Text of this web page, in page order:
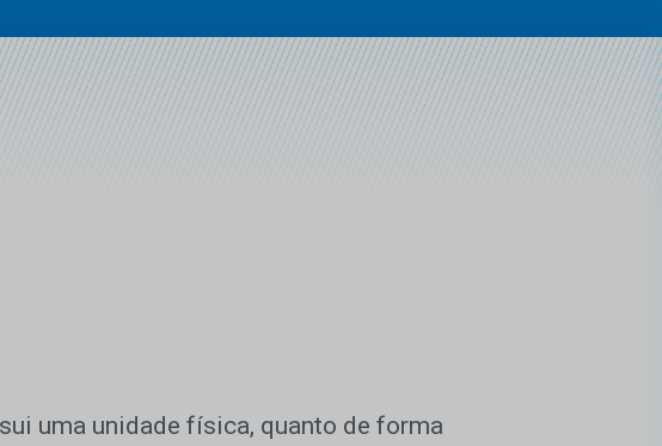
uma unidade física, quanto de forma